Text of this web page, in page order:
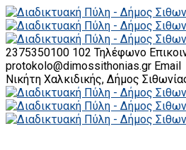
2375350100 102 Τηλέφωνο
protokolo@dimossithonias.gr Email
Νικήτη Χαλκιδικής, Δήμος